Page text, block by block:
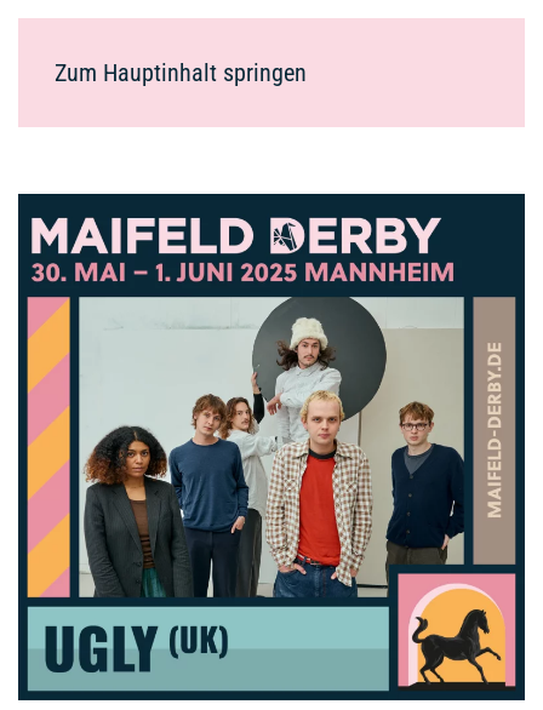
Zum Hauptinhalt springen